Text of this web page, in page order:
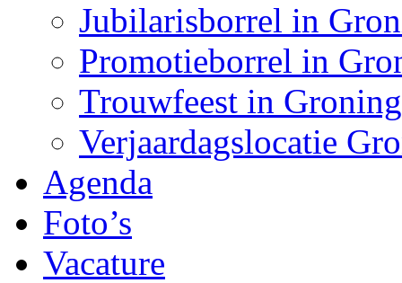
Jubilarisborrel in
Promotieborrel in
Trouwfeest in
Verjaardagslocatie
Agenda
Foto’s
Vacature